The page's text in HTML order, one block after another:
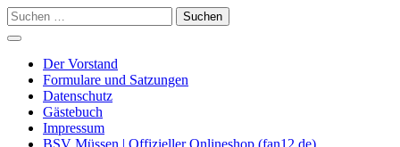
Skip
to
content
Suchen
nach:
Der Vorstand
Formulare und Satzungen
Datenschutz
Gästebuch
Impressum
BSV Müssen | Offizieller Onlineshop (fan12.de)